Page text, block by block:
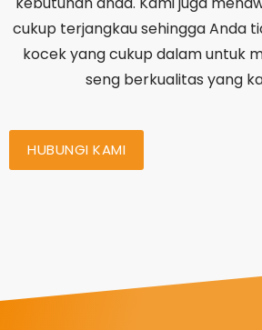
cukup terjangkau sehingga Anda
kocek yang cukup dalam untuk
seng berkualitas yang
HUBUNGI KAMI